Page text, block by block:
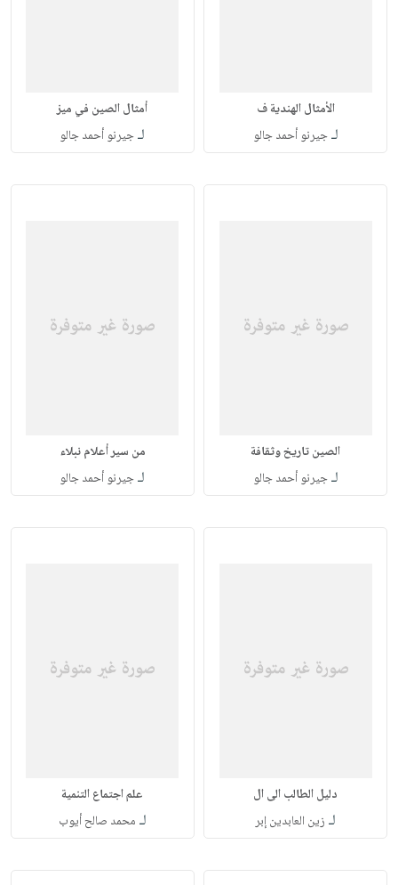
الأمثال الهندية ف
لـجيرنو أحمد جالو
أمثال الصين في ميز
لـجيرنو أحمد جالو
الصين تاريخ وثقافة
لـجيرنو أحمد جالو
من سير أعلام نبلاء
لـجيرنو أحمد جالو
دليل الطالب الى ال
لـ زين العابدين إبر
علم اجتماع التنمية
لـ محمد صالح أيوب